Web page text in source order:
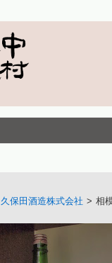
久保田酒造株式会社 > 相